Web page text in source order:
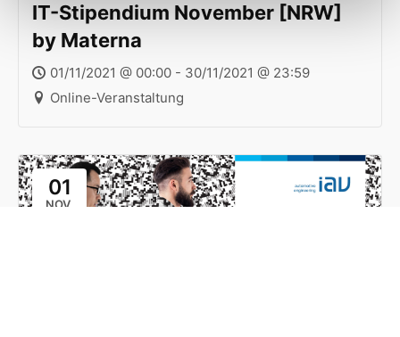
IT-Stipendium November [NRW]
by Materna
01/11/2021 @ 00:00 - 30/11/2021 @ 23:59
Online-Veranstaltung
01
NOV.